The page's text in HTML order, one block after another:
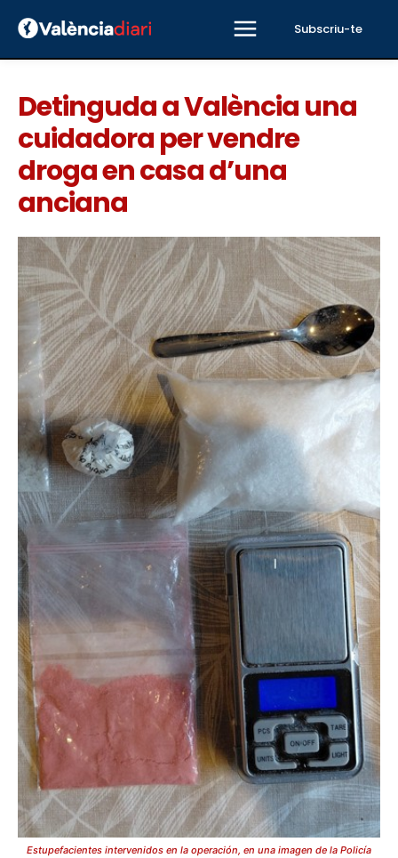
Subscriu-te
Detinguda a València una
cuidadora per vendre
droga en casa d’una
anciana
Estupefacientes intervenidos en la operación, en una imagen de la Policía